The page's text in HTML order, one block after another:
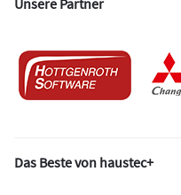
Das Beste von haustec+